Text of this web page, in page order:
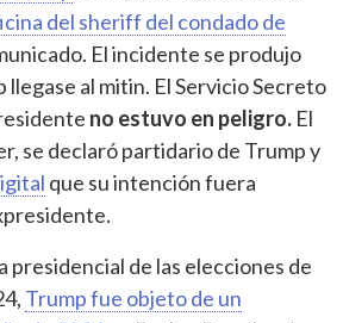
del sheriff del condado de
El incidente se produjo
llegase al mitin. El Servicio Secreto
no estuvo en peligro. El
se declaró partidario de Trump y
que su intención fuera
presidencial de las elecciones de
Trump fue objeto de un